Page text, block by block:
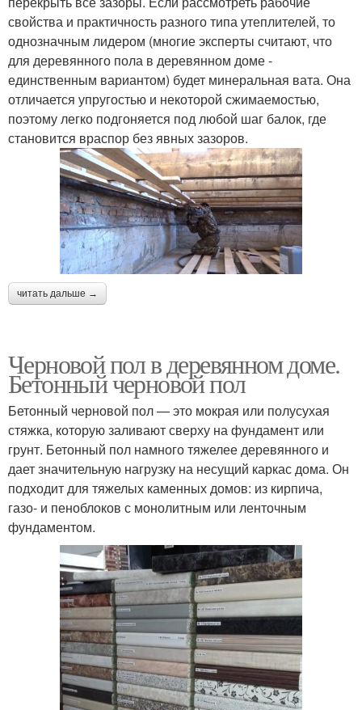
свойства и практичность разного типа утеплителей, то
однозначным лидером (многие эксперты считают, что
для деревянного пола в деревянном доме -
единственным вариантом) будет минеральная вата. Она
отличается упругостью и некоторой сжимаемостью,
поэтому легко подгоняется под любой шаг балок, где
становится враспор без явных зазоров.
читать дальше →
Черновой пол в деревянном доме.
Бетонный черновой пол
Бетонный черновой пол — это мокрая или полусухая
стяжка, которую заливают сверху на фундамент или
грунт. Бетонный пол намного тяжелее деревянного и
дает значительную нагрузку на несущий каркас дома. Он
подходит для тяжелых каменных домов: из кирпича,
газо- и пеноблоков с монолитным или ленточным
фундаментом.